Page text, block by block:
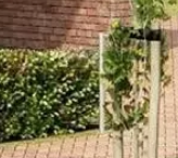
SOROZAT
LEÍRÁS
Bézs égetett átmenetes
sorjás élekkel. Modern